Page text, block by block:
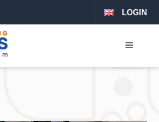
LOGIN